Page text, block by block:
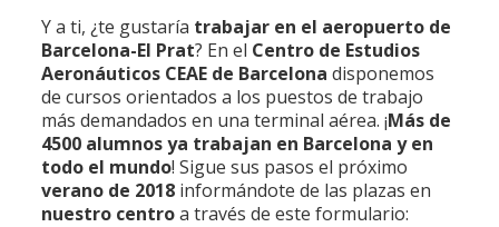
Y a ti, ¿te gustaría trabajar en el aeropuerto de
Barcelona-El Prat? En el Centro de Estudios
Aeronáuticos CEAE de Barcelona disponemos
de cursos orientados a los puestos de trabajo
más demandados en una terminal aérea. ¡Más de
4500 alumnos ya trabajan en Barcelona y en
todo el mundo! Sigue sus pasos el próximo
verano de 2018informándote de las plazas en
nuestro centroa través de este formulario: